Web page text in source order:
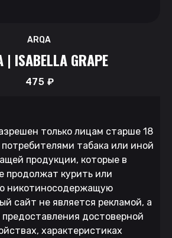
ARQA
| ISABELLA GRAPE
475 ₽
только лицам старше 18
табака или иной
продукции, которые в
продолжат курить или
никотиносодержащую
сайт не является рекламой, а
достоверной
характеристиках